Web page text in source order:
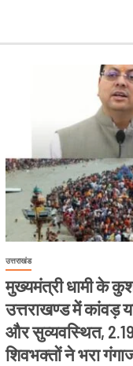
उत्तराखंड
मुख्यमंत्री धामी के
उत्तराखण्ड में कांवड़
और सुव्यवस्थित,
शिवभक्तों ने भरा